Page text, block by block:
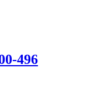
496